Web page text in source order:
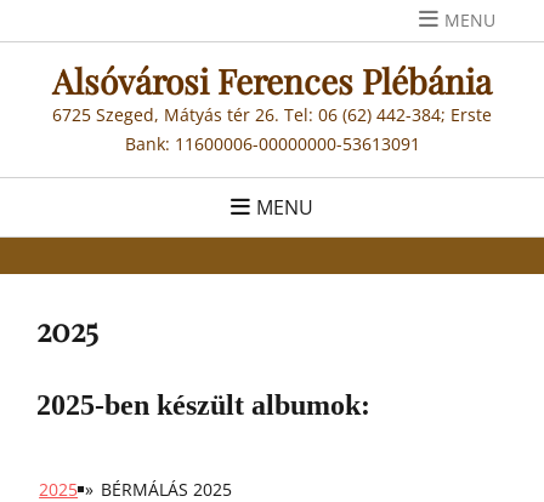
to
content
MENU
Alsóvárosi Ferences Plébánia
6725 Szeged, Mátyás tér 26. Tel: 06 (62) 442-384; Erste
Bank: 11600006-00000000-53613091
MENU
2025
2025-ben készült albumok:
2025 » BÉRMÁLÁS 2025